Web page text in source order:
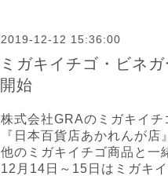
2019-12-12 15:36:00
ミガキイチゴ・ビネ
開始
株式会社GRAのミガキイチ
『日本百貨店あかれんが
他のミガキイチゴ商品と一
12月14日～15日はミガキ